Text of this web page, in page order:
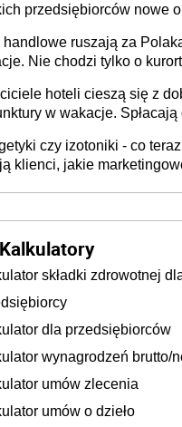
przedsiębiorców nowe
handlowe ruszają za
Nie chodzi tylko o
wielu spędzi urlop po
hoteli cieszą się z
w wakacje. Spłacają
czy izotoniki - co
klienci, jakie
Kalkulatory
składki zdrowotnej
dla przedsiębiorców
wynagrodzeń brutto/
umów zlecenia
umów o dzieło